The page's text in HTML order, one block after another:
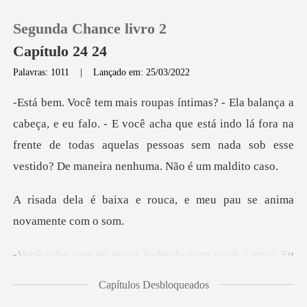
0
Loja
Sair
Segunda Chance livro 2
Capítulo 24 24
Palavras: 1011 |Lançado em: 25/03/2022
lo. - E você acha que está indo lá fora na
frente de todas aquelas pesso
rouca, e meu pau se an
estou fodendo com
Capítulos Desbloqueados